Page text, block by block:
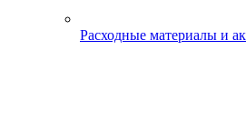
Расходные материалы и